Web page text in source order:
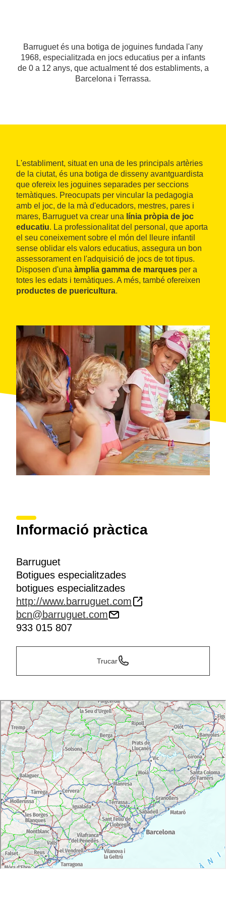
Barruguet és una botiga de joguines fundada l'any
1968, especialitzada en jocs educatius per a infants
de 0 a 12 anys, que actualment té dos establiments, a
Barcelona i Terrassa.
L'establiment, situat en una de les principals artèries
de la ciutat, és una botiga de disseny avantguardista
que ofereix les joguines separades per seccions
temàtiques. Preocupats per vincular la pedagogia
amb el joc, de la mà d'educadors, mestres, pares i
mares, Barruguet va crear una línia pròpia de joc
educatiu. La professionalitat del personal, que aporta
el seu coneixement sobre el món del lleure infantil
sense oblidar els valors educatius, assegura un bon
assessorament en l'adquisició de jocs de tot tipus.
Disposen d'una àmplia gamma de marques per a
totes les edats i temàtiques. A més, també ofereixen
productes de puericultura.
Informació pràctica
Barruguet
Botigues especialitzades
botigues especialitzades
http://www.barruguet.com
bcn@barruguet.com
933 015 807
Trucar